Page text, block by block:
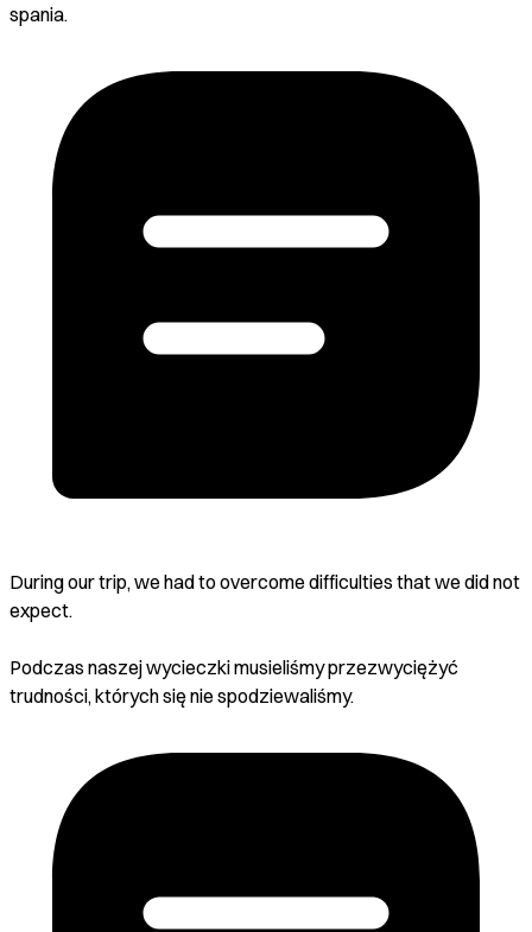
spania.
During our trip, we had to overcome difficulties that we did not
expect.
Podczas naszej wycieczki musieliśmy przezwyciężyć
trudności, których się nie spodziewaliśmy.